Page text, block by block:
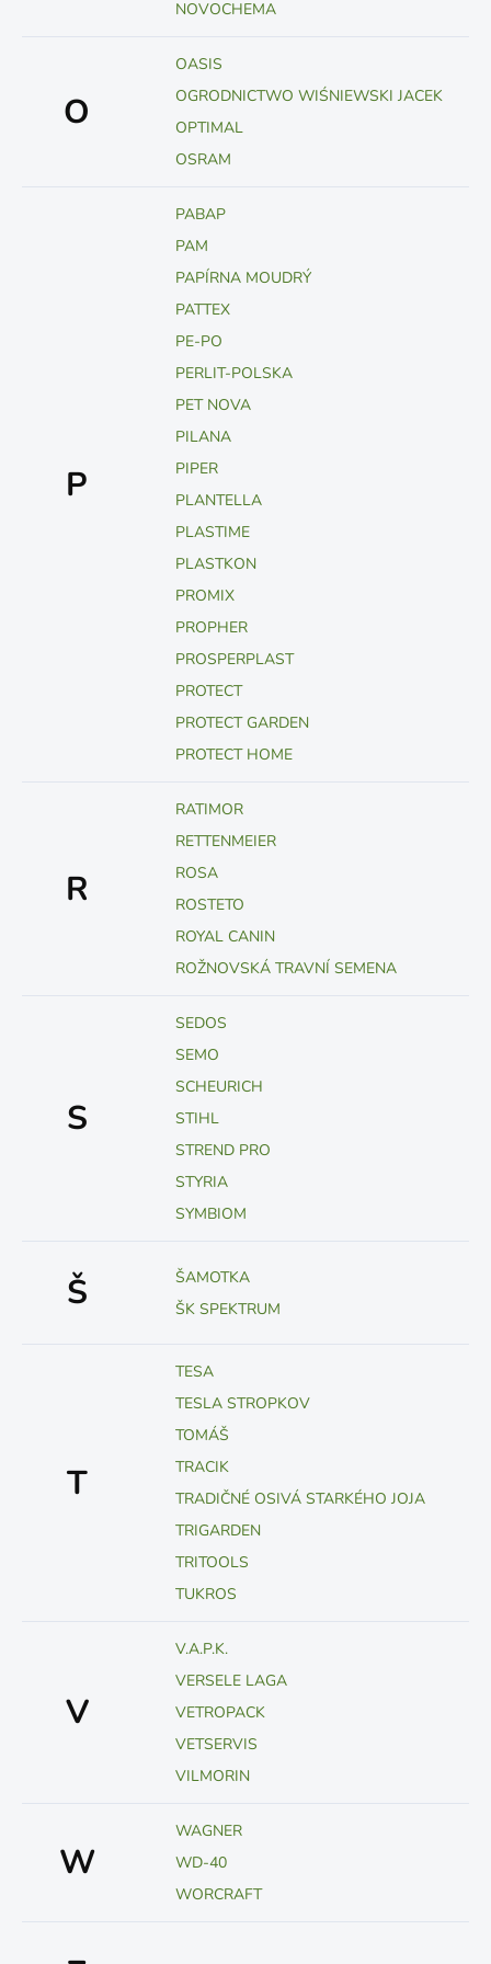
NOVOCHEMA
O
OASIS
OGRODNICTWO WIŚNIEWSKI JACEK
OPTIMAL
OSRAM
P
PABAP
PAM
PAPÍRNA MOUDRÝ
PATTEX
PE-PO
PERLIT-POLSKA
PET NOVA
PILANA
PIPER
PLANTELLA
PLASTIME
PLASTKON
PROMIX
PROPHER
PROSPERPLAST
PROTECT
PROTECT GARDEN
PROTECT HOME
R
RATIMOR
RETTENMEIER
ROSA
ROSTETO
ROYAL CANIN
ROŽNOVSKÁ TRAVNÍ SEMENA
S
SEDOS
SEMO
SCHEURICH
STIHL
STREND PRO
STYRIA
SYMBIOM
Š
ŠAMOTKA
ŠK SPEKTRUM
T
TESA
TESLA STROPKOV
TOMÁŠ
TRACIK
TRADIČNÉ OSIVÁ STARKÉHO JOJA
TRIGARDEN
TRITOOLS
TUKROS
V
V.A.P.K.
VERSELE LAGA
VETROPACK
VETSERVIS
VILMORIN
W
WAGNER
WD-40
WORCRAFT